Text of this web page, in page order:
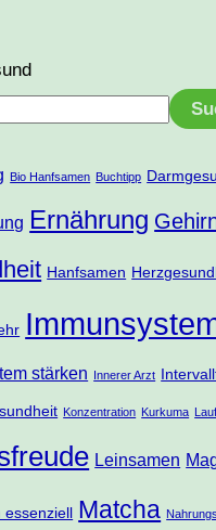
Bio Hanfsamen Buchtipp
Ernährung
Hanfsamen
stärken Innerer Arzt
Konzentration Kurkuma
Leinsamen
Matcha